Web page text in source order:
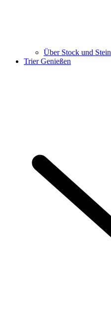
Über Stock und Stein
Trier Genießen